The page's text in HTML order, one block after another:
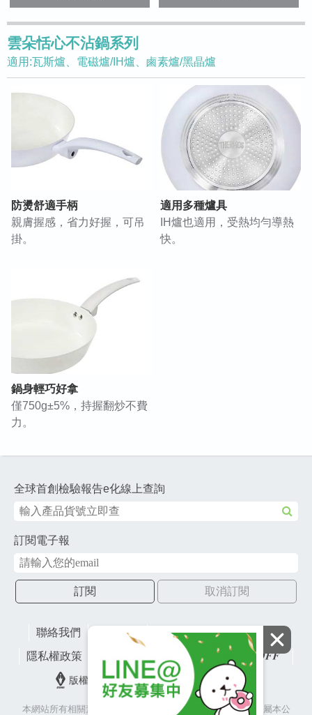
雲朵恬心不沾鍋系列
適用:瓦斯爐、電磁爐/IH爐、鹵素爐/黑晶爐
防燙舒適手柄
親膚握感，省力好握，可吊
掛。
適用多種爐具
IH爐也適用，受熱均勻導熱
快。
鍋身輕巧好拿
僅750g±5%，持握翻炒不費
力。
全球首創檢驗報告e化線上查詢
訂閱電子報
訂閱 取消訂閱
聯絡我們 網站地圖
財團法人有容教育基金會
隱私權政策
lifefactory
版權所有© 2026 皇冠金屬工業股份有限公司
本網站所有相關素材(含照片、圖片、影音、文字等)著作權皆屬本公